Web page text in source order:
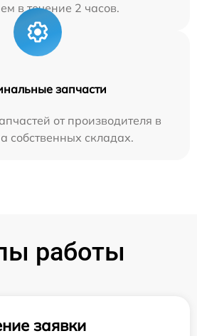
в течение 2 часов.
запчасти
от производителя в
собственных складах.
работы
заявки